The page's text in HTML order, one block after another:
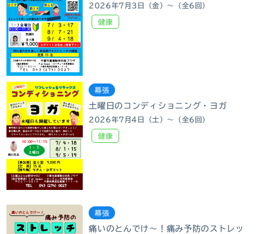
2026年7月3日（金）～（全6回）
健康
幕張
土曜日のコンディショニング・ヨガ
2026年7月4日（土）～（全6回）
健康
幕張
痛いのとんでけ～！痛み予防のストレッ